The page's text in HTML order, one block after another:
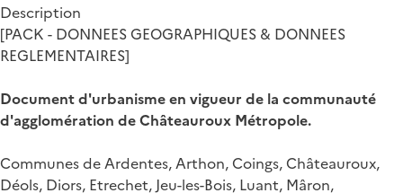
Description
[PACK - DONNEES GEOGRAPHIQUES & DONNEES
REGLEMENTAIRES]
Document d'urbanisme en vigueur de la communauté
d'agglomération de Châteauroux Métropole.
Communes de Ardentes, Arthon, Coings, Châteauroux,
Déols, Diors, Etrechet, Jeu-les-Bois, Luant, Mâron,